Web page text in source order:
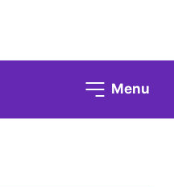
Menu